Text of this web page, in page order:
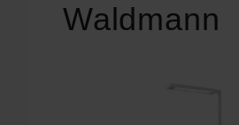
Waldmann